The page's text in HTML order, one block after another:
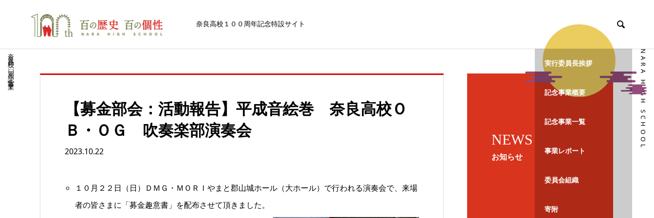
奈良高校１００周年記念特設サイト 
実行委員長挨拶
記念事業概要
記念事業一覧
事業レポート
委員会組織
寄附
NEWS
お知らせ
【募金部会：活動報告】平成音絵巻 奈良高校Ｏ
Ｂ・ＯＧ 吹奏楽部演奏会
2023.10.22
１０月２２日（日）ＤＭＧ・ＭＯＲＩやまと郡山城ホール（大ホール）で行われる演奏会で、来場
者の皆さまに「募金趣意書」を配布させて頂きました。
奈良高校一〇〇周年記念事業 NARA HIGH SCHOOL